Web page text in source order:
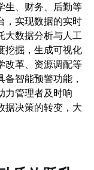
生、财务、后勤等
，实现数据的实时
大数据分析与人工
挖掘，生成可视化
改革、资源调配等
智能预警功能，
力管理者及时响
据决策的转变，大